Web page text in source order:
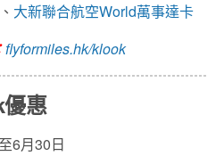
、 大新聯合航空World萬事達卡
flyformiles.hk/klook
惠
6月30日